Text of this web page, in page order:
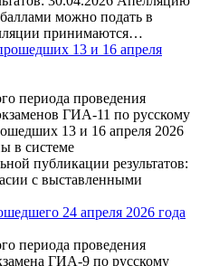
можно подать в
принимаются…
13 и 16 апреля
периода проведения
ГИА-11 по русскому
13 и 16 апреля 2026
в системе
публикации результатов:
с выставленными
24 апреля 2026 года
периода проведения
ГИА-9 по русскому